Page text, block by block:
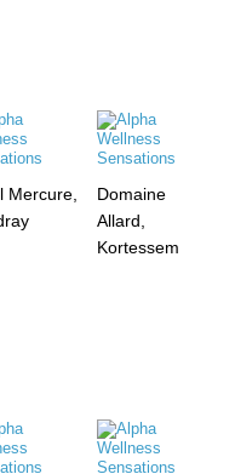
Mercure,
Domaine
Allard,
Kortessem